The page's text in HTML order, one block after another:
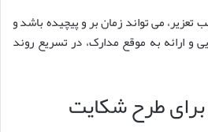
می تواند زمان بر و پیچیده باشد و
و ارائه به موقع مدارک، در تسریع روند
برای طرح شکایت